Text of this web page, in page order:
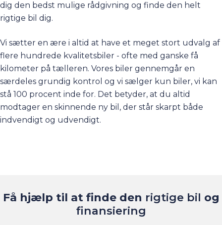
dig den bedst mulige rådgivning og finde den helt
rigtige bil dig.
Vi sætter en ære i altid at have et meget stort udvalg af
flere hundrede kvalitetsbiler - ofte med ganske få
kilometer på tælleren. Vores biler gennemgår en
særdeles grundig kontrol og vi sælger kun biler, vi kan
stå 100 procent inde for. Det betyder, at du altid
modtager en skinnende ny bil, der står skarpt både
indvendigt og udvendigt.
Få hjælp til at finde den rigtige bil og
finansiering